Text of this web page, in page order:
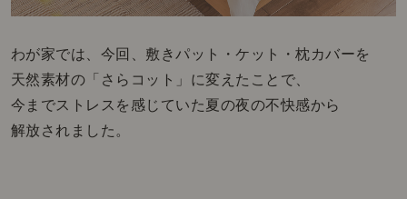
わが家では、今回、敷きパット・ケット・枕カバーを
天然素材の「さらコット」に変えたことで、
今までストレスを感じていた夏の夜の不快感から
解放されました。